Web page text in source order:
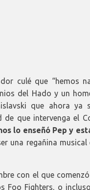
culé que “hemos
del Hado y un
que ahora ya
de que intervenga el
lo enseñó Pep y
una regañina
con el que
Foo Fighters, o